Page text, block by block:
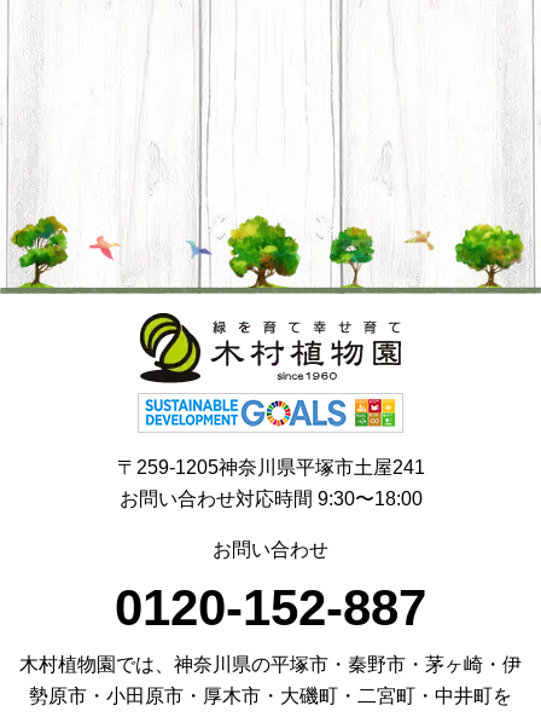
〒259-1205神奈川県平塚市土屋241
お問い合わせ対応時間 9:30〜18:00
お問い合わせ
0120-152-887
木村植物園では、神奈川県の平塚市・秦野市・茅ヶ崎・伊
勢原市・小田原市・厚木市・大磯町・二宮町・中井町を